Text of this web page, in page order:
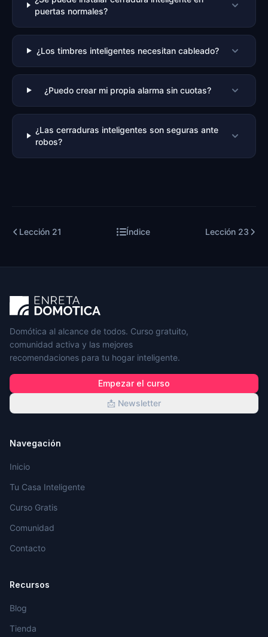
puertas normales?
¿Los timbres inteligentes necesitan cableado?
¿Puedo crear mi propia alarma sin cuotas?
¿Las cerraduras inteligentes son seguras ante
robos?
Lección 21 Índice Lección 23
Domótica al alcance de todos. Curso gratuito,
comunidad activa y las mejores
recomendaciones para tu hogar inteligente.
Empezar el curso
📩 Newsletter
Navegación
Inicio
Tu Casa Inteligente
Curso Gratis
Comunidad
Contacto
Recursos
Blog
Tienda